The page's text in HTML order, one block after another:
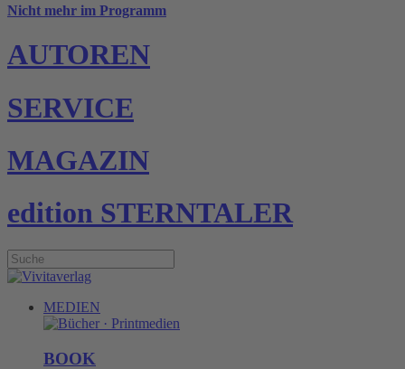
Nicht mehr im Programm
AUTOREN
SERVICE
MAGAZIN
edition STERNTALER
MEDIEN
BOOK